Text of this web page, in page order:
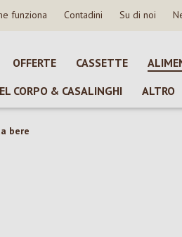
funziona Contadini Su di noi
OFFERTE CASSETTE
CORPO & CASALINGHI
ALTRO
bere